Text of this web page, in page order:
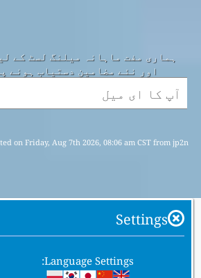
ہماری مفت ماہانہ میلنگ لسٹ کے
اور نئے مضامین دستیاب ہونے
on Friday, Aug 7th 2026, 08:06 am CST from jp2n
Settings
Language Settings: